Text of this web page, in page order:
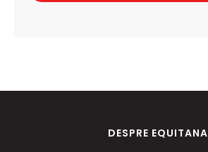
DESPRE EQUITANA